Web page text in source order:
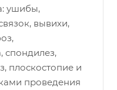
ушибы,
вывихи,
спондилез,
плоскостопие и
проведения